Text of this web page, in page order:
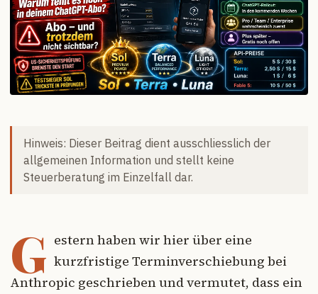
Hinweis: Dieser Beitrag dient ausschliesslich der
allgemeinen Information und stellt keine
Steuerberatung im Einzelfall dar.
G estern haben wir hier über eine
kurzfristige Terminverschiebung bei
Anthropic geschrieben und vermutet, dass ein